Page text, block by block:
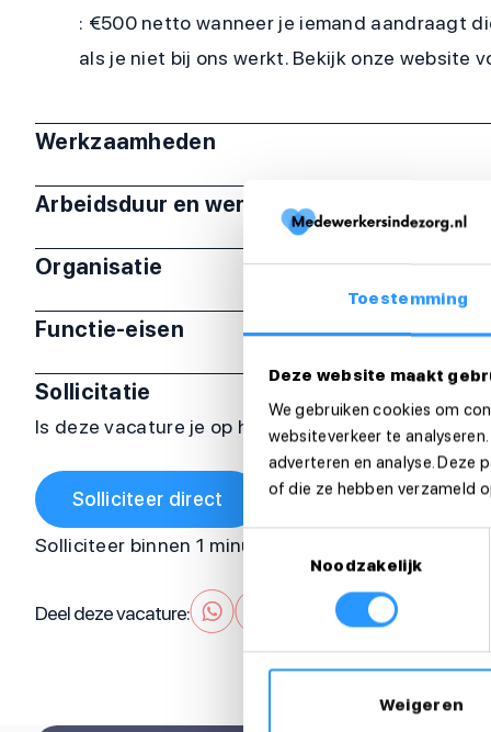
Toestemming
Deze website maakt
We gebruiken cookies om
websiteverkeer te
adverteren en analyse. Deze
of die ze hebben verzameld
Toestemmingsselectie
Noodzakelijk
Weigeren
: €500 netto wanneer je iemand aandraagt
als je niet bij ons werkt. Bekijk onze website
Werkzaamheden
Arbeidsduur en werktijden
Organisatie
Functie-eisen
Sollicitatie
Is deze vacature je op het lijf geschreven?
Solliciteer direct
Solliciteer binnen 1 minuut
Deel deze vacature: